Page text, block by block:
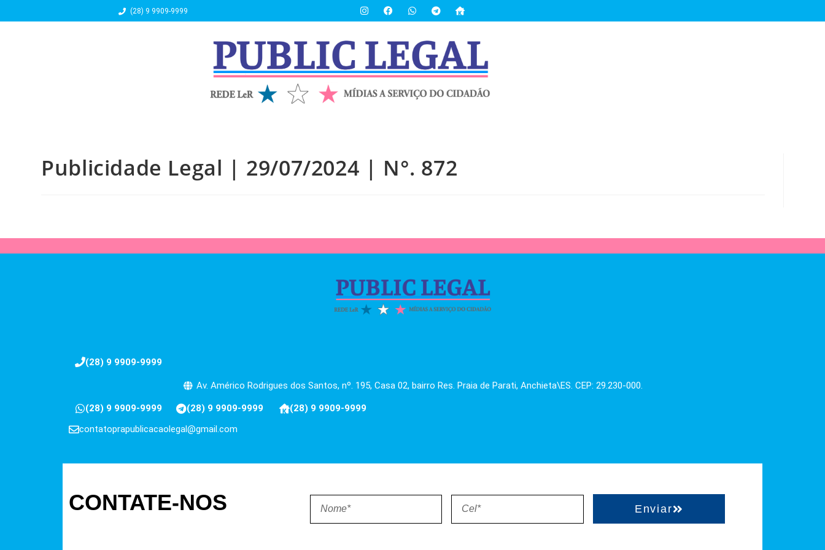
(28) 9 9909-9999
Publicidade Legal | 29/07/2024 | N°. 872
(28) 9 9909-9999
Av. Américo Rodrigues dos Santos, nº. 195, Casa 02, bairro Res. Praia de Parati, Anchieta\ES. CEP: 29.230-000.
(28) 9 9909-9999 (28) 9 9909-9999
(28) 9 9909-9999
contatoprapublicacaolegal@gmail.com
CONTATE-NOS Enviar